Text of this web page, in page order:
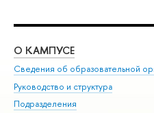
О КАМПУСЕ
Сведения об образовательной
Руководство и структура
Подразделения